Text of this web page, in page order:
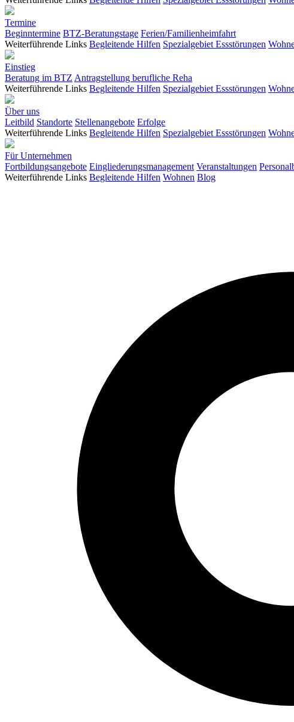
Termine
Beginntermine BTZ-Beratungstage Ferien/Familienheimfahrt
Weiterführende Links Begleitende Hilfen Spezialgebiet Essstörungen
Einstieg
Beratung im BTZ Antragstellung berufliche Reha
Weiterführende Links Begleitende Hilfen Spezialgebiet Essstörungen
Über uns
Leitbild Standorte Stellenangebote Erfolge
Weiterführende Links Begleitende Hilfen Spezialgebiet Essstörungen
Für Unternehmen
Fortbildungsangebote Eingliederungsmanagement Veranstaltungen
Weiterführende Links Begleitende Hilfen Wohnen Blog